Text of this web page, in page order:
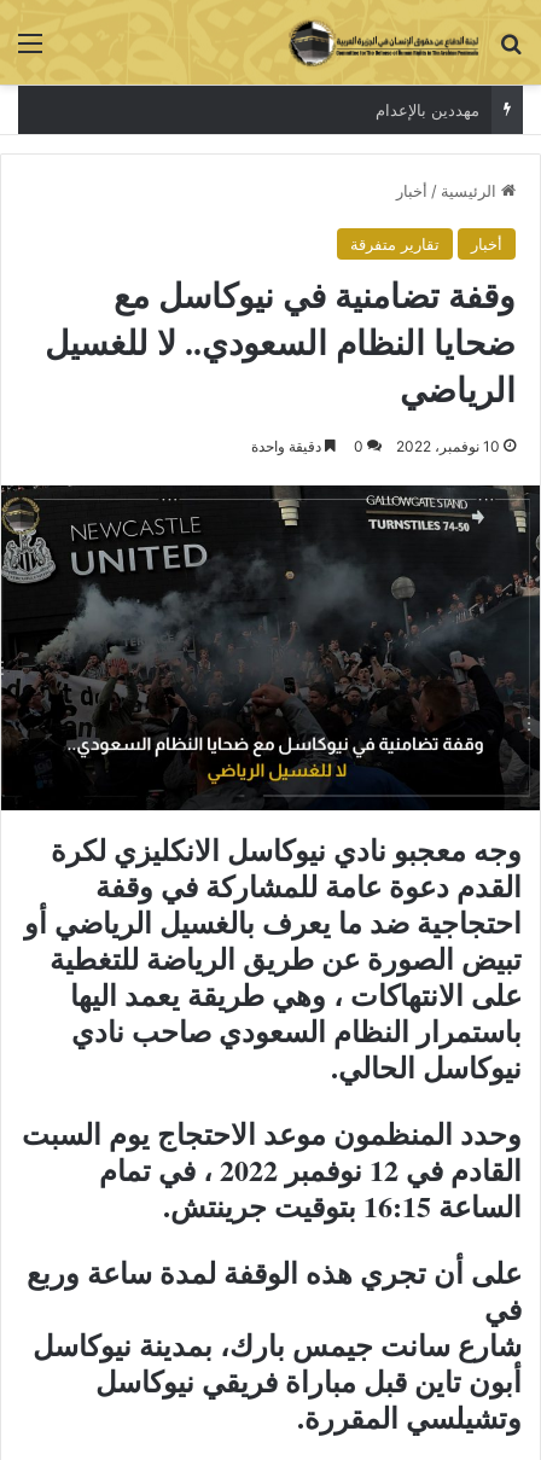
بحث عن
مهددين بالإعدام
الرئيسية / أخبار
أخبار تقارير متفرقة
وقفة تضامنية في نيوكاسل مع
ضحايا النظام السعودي.. لا للغسيل
الرياضي
10 نوفمبر، 2022 0 دقيقة واحدة
وجه معجبو نادي نيوكاسل الانكليزي لكرة
القدم دعوة عامة للمشاركة في وقفة
احتجاجية ضد ما يعرف بالغسيل الرياضي أو
تبيض الصورة عن طريق الرياضة للتغطية
على الانتهاكات ، وهي طريقة يعمد اليها
باستمرار النظام السعودي صاحب نادي
نيوكاسل الحالي.
وحدد المنظمون موعد الاحتجاج يوم السبت
القادم في 12 نوفمبر 2022 ، في تمام
الساعة 16:15 بتوقيت جرينتش.
على أن تجري هذه الوقفة لمدة ساعة وربع
في
شارع سانت جيمس بارك، بمدينة نيوكاسل
أبون تاين قبل مباراة فريقي نيوكاسل
وتشيلسي المقررة.